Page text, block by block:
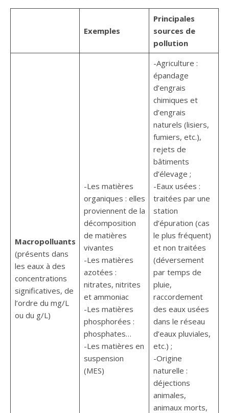
Exemples
Principales
sources de
pollution
Macropolluants
(présents dans
les eaux à des
concentrations
significatives, de
l’ordre du mg/L
ou du g/L)
-Les matières
organiques : elles
proviennent de la
décomposition
de matières
vivantes
-Les matières
azotées :
nitrates, nitrites
et ammoniac
-Les matières
phosphorées :
phosphates…
-Les matières en
suspension
(MES)
-Agriculture :
épandage
d’engrais
chimiques et
d’engrais
naturels (lisiers,
fumiers, etc.),
rejets de
bâtiments
d’élevage ;
-Eaux usées :
traitées par une
station
d’épuration (cas
le plus fréquent)
et non traitées
(déversement
par temps de
pluie,
raccordement
des eaux usées
dans le réseau
d’eaux pluviales,
etc.) ;
-Origine
naturelle :
déjections
animales,
animaux morts,